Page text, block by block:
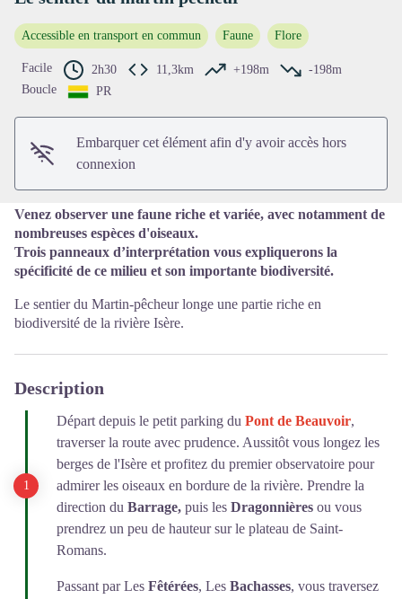
Voir l'image en plein écran
Accessible en transport en commun Faune Flore
Facile 2h30 11,3km +198m
-198m
Boucle
PR
Embarquer cet élément afin d'y avoir accès hors
connexion
Venez observer une faune riche et variée, avec notamment de
nombreuses espèces d'oiseaux.
Trois panneaux d’interprétation vous expliquerons la
spécificité de ce milieu et son importante biodiversité.
Le sentier du Martin-pêcheur longe une partie riche en
biodiversité de la rivière Isère.
Description
Départ depuis le petit parking du Pont de Beauvoir,
traverser la route avec prudence. Aussitôt vous longez les
berges de l'Isère et profitez du premier observatoire pour
admirer les oiseaux en bordure de la rivière. Prendre la
direction du Barrage, puis les Dragonnières ou vous
prendrez un peu de hauteur sur le plateau de Saint-
Romans.
Passant par Les Fêtérées, Les Bachasses, vous traversez